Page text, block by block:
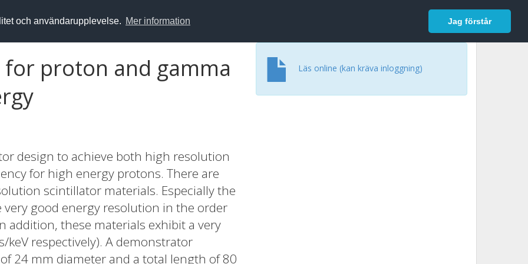
och användarupplevelse. Mer information Jag förstår
Logga in
proton and gamma
design to achieve both high resolution
for high energy protons. There are
scintillator materials. Especially the
very good energy resolution in the order
addition, these materials exhibit a very
respectively). A demonstrator
24 mm diameter and a total length of 80
Läs online (kan kräva inloggning)